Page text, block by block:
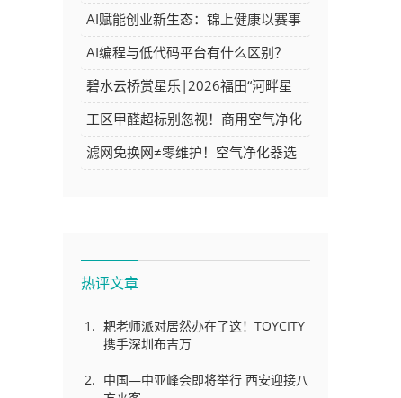
下、造梦者特点梳理
合防控深度解密！
AI赋能创业新生态：锦上健康以赛事
为支点推动百万超级个体孵化
AI编程与低代码平台有什么区别？
2026年企业如何选择AI开发工具
碧水云桥赏星乐|2026福田“河畔星
光夜”系列音乐会圆满落幕
工区甲醛超标别忽视！商用空气净化
器采购要点与选型参考
滤网免换网≠零维护！空气净化器选
热评文章
耙老师派对居然办在了这！TOYCITY
携手深圳布吉万
中国—中亚峰会即将举行 西安迎接八